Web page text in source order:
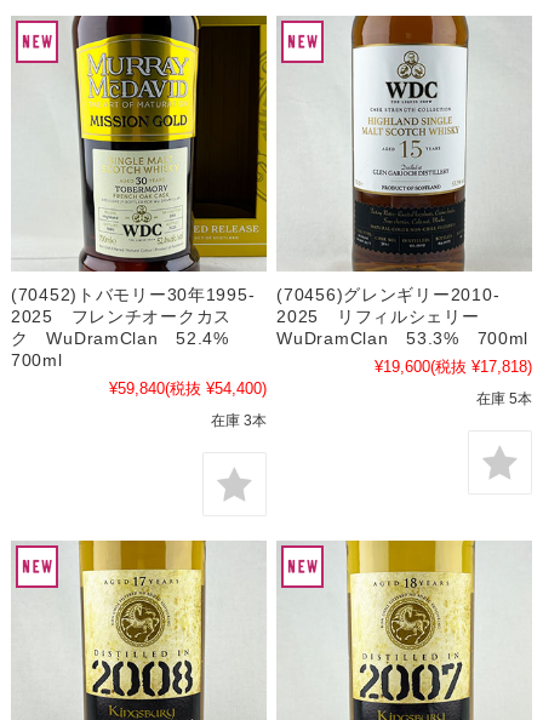
(70452)トバモリー30年1995-
2025 フレンチオークカス
ク WuDramClan 52.4%
700ml
¥59,840(税抜 ¥54,400)
在庫 3本
(70456)グレンギリー2010-
2025 リフィルシェリー
WuDramClan 53.3% 700ml
¥19,600(税抜 ¥17,818)
在庫 5本